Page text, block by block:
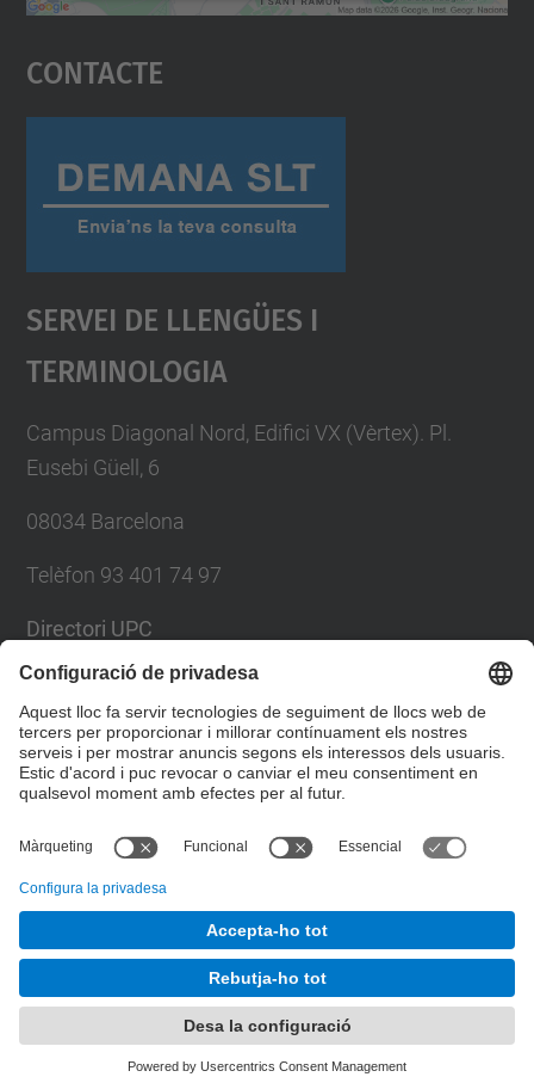
Accepta
powered by
Contacte
Servei De Llengües I
Terminologia
Campus Diagonal Nord, Edifici VX (Vèrtex). Pl.
Eusebi Güell, 6
08034 Barcelona
Telèfon 93 401 74 97
Directori UPC
Formulari de contacte
Llista Xarxes Socials
Servei de Llengües i Terminologia.
Desenvolupat amb